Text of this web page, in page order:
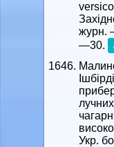
журн.
—30.
Укр.